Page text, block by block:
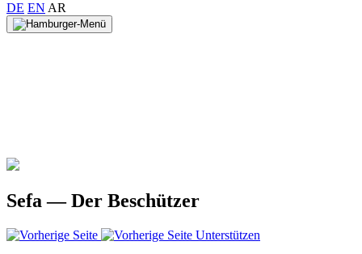
DE EN AR
Sefa — Der Beschützer
Unterstützen